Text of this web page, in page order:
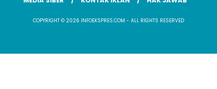
COPYRIGHT © 2026 INFOEKSPRES.COM - ALL RIGHTS RESERVED